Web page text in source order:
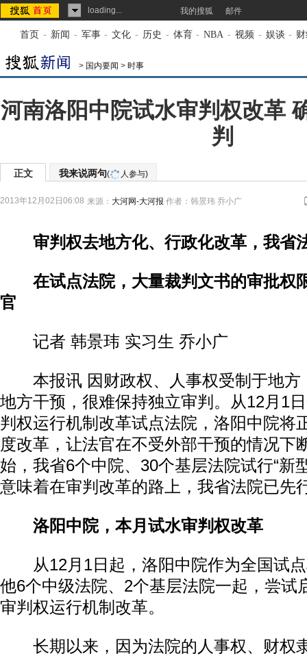
loading... 我的搜狐 邮件
首页 - 新闻 - 军事 - 文化 - 历史 - 体育 - NBA - 视频 - 娱谈 -
> 国内要闻 > 时事
河南洛阳中院试水审判权改革
判
正文 我来说两句( 人参与)
2013年12月02日06:08 来源： 大河网-大河报 作者：韩景玮 乔小广
审判权去地方化、行政化改革，我省
在试点法院，大量裁判文书的审批权
官
记者 韩景玮 实习生 乔小广
本报讯 因财政权、人事权受制于地方
地方干预，很难保持独立审判。从12月1
判权运行机制改革试点法院，洛阳中院将
度改革，让法官在不受外部干预的情况下
始，我省6个中院、30个基层法院试行“新
意味着在审判改革的路上，我省法院已先
洛阳中院，本月试水审判权改革
从12月1日起，洛阳中院作为全国试点
他6个中级法院、2个基层法院一起，尝试
审判权运行机制改革。
长期以来，因为法院的人事权、财权